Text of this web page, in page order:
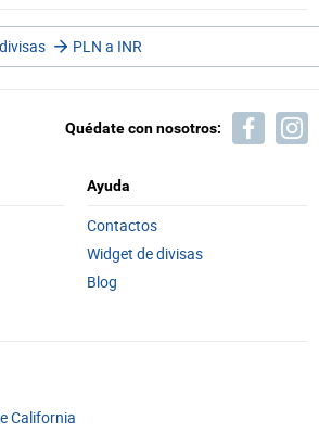
PLN a INR
Quédate con nosotros:
Ayuda
Contactos
Widget de divisas
Blog
California